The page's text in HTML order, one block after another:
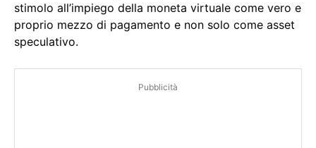
stimolo all’impiego della moneta virtuale come vero e
proprio mezzo di pagamento e non solo come asset
speculativo.
Pubblicità